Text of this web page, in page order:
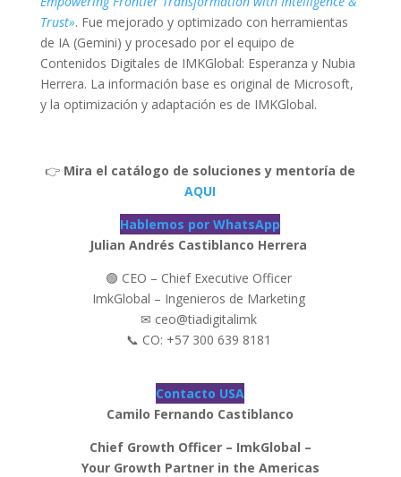
Trust». Fue mejorado y optimizado con herramientas
de IA (Gemini) y procesado por el equipo de
Contenidos Digitales de IMKGlobal: Esperanza y Nubia
Herrera. La información base es original de Microsoft,
y la optimización y adaptación es de IMKGlobal.
👉 Mira el catálogo de soluciones y mentoría de
AQUI
Hablemos por WhatsApp
Julian Andrés Castiblanco Herrera
🟢 CEO – Chief Executive Officer
ImkGlobal – Ingenieros de Marketing
✉ ceo@tiadigitalimk
📞 CO: +57 300 639 8181
Contacto USA
Camilo Fernando Castiblanco
Chief Growth Officer – ImkGlobal –
Your Growth Partner in the Americas